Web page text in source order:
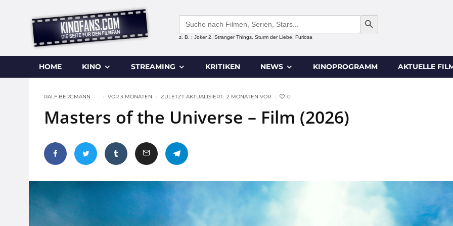
Search
for:
SEARCH BUTTON
z. B. : Joker 2, Stranger Things, Sturm der Liebe, Furiosa
HOME KINO STREAMING KRITIKEN NEWS KINOPROGRAMM AKTUELLE
RALF BERGMANN · · VOR 3 MONATEN · ZULETZT AKTUALISIERT: 2 MONATEN VOR · 0
Masters of the Universe – Film (2026)